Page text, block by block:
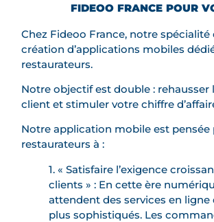
FIDEOO FRANCE POUR
Chez Fideoo France, notre spécialité
création d’applications mobiles
restaurateurs.
Notre objectif est double : rehausser
client et stimuler votre chiffre
Notre application mobile est pensée
restaurateurs à :
1. « Satisfaire l’exigence
clients » : En cette ère
attendent des services en ligne
plus sophistiqués. Les